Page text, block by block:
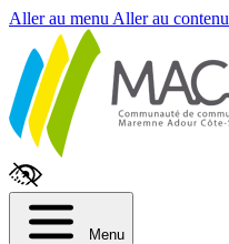
Aller au menu Aller au contenu
Menu
Fenêtre
de
chat